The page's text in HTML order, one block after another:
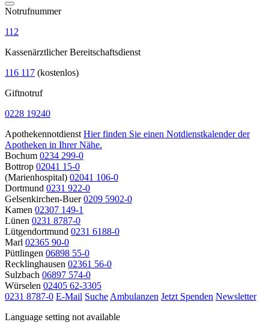
Notrufnummer
112
Kassenärztlicher Bereitschaftsdienst
116 117 (kostenlos)
Giftnotruf
0228 19240
Apothekennotdienst Hier finden Sie einen Notdienstkalender der
Apotheken in Ihrer Nähe.
Bochum 0234 299-0
Bottrop 02041 15-0
(Marienhospital) 02041 106-0
Dortmund 0231 922-0
Gelsenkirchen-Buer 0209 5902-0
Kamen 02307 149-1
Lünen 0231 8787-0
Lütgendortmund 0231 6188-0
Marl 02365 90-0
Püttlingen 06898 55-0
Recklinghausen 02361 56-0
Sulzbach 06897 574-0
Würselen 02405 62-3305
0231 8787-0 E-Mail Suche Ambulanzen Jetzt Spenden Newsletter
Language setting not available